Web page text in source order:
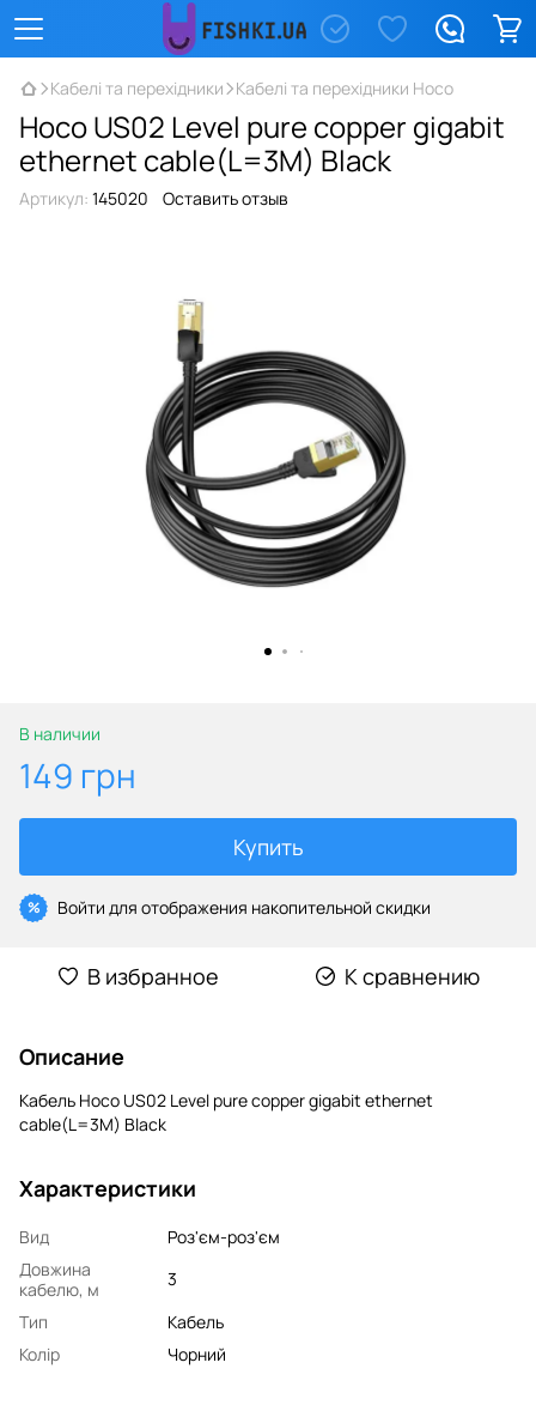
Кабелі та перехідники Кабелі та перехідники Hoco
Hoco US02 Level pure copper gigabit
ethernet cable(L=3M) Black
Артикул: 145020 Оставить отзыв
В наличии
149 грн
Купить
% Войти для отображения накопительной скидки
В избранное К сравнению
Описание
Кабель Hoco US02 Level pure copper gigabit ethernet
cable(L=3M) Black
Характеристики
Вид
Роз'єм-роз'єм
Довжина
кабелю, м
3
Тип
Кабель
Колір
Чорний